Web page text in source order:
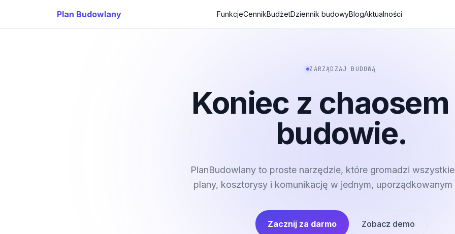
Plan Budowlany FunkcjeCennikBudżetDziennik budowyBlogAktualności
ZARZĄDZAJ BUDOWĄ
Koniec z chaosem
budowie.
PlanBudowlany to proste narzędzie, które gromadzi
plany, kosztorysy i komunikację w jednym, uporządkowanym
Zacznij za darmo Zobacz demo